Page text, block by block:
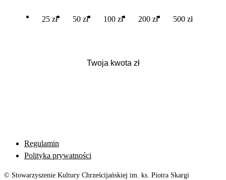
25 zł 50 zł 100 zł 200 zł 500 zł
Regulamin
Polityka prywatności
© Stowarzyszenie Kultury Chrześcijańskiej im. ks. Piotra Skargi